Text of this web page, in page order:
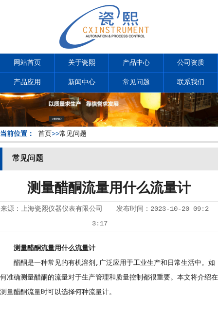
网站首页 关于瓷熙 产品中心 公司资质
产品应用 新闻中心 常见问题 联系我们
当前位置： 首页>>常见问题
常见问题
测量醋酮流量用什么流量计
来源： 上海瓷熙仪器仪表有限公司 发布时间： 2023-10-20 09:2
3:17
测量醋酮流量用什么流量计
醋酮是一种常见的有机溶剂,广泛应用于工业生产和日常生活中。如
何准确测量醋酮的流量对于生产管理和质量控制都很重要。本文将介绍在
测量醋酮流量时可以选择何种流量计。